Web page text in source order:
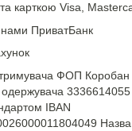
карткою Visa,
ПриватБанк
ФОП Коробан
IBAN